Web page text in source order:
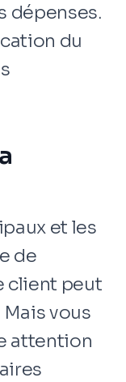
dépenses.
du
et les
de
client peut
vous
attention